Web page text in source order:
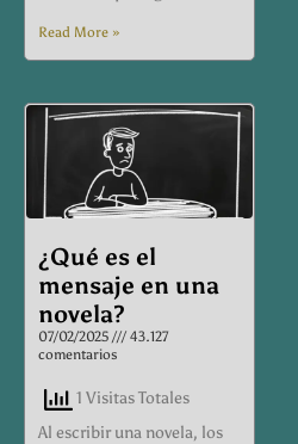
Read More »
¿Qué es el
mensaje en una
novela?
07/02/2025
43.127
comentarios
1 Visitas Totales
Al escribir una novela, los